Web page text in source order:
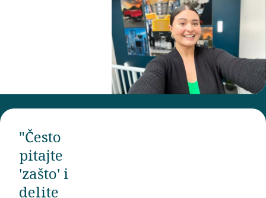
"Često
pitajte
'zašto' i
delite